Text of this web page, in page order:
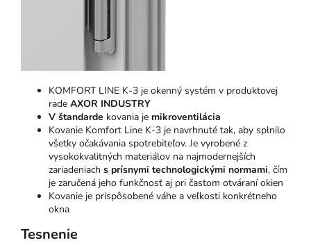
KOMFORT LINE K-3 je okenný systém v produktovej
rade AXOR INDUSTRY
V štandarde kovania je mikroventilácia
Kovanie Komfort Line K-3 je navrhnuté tak, aby splnilo
všetky očakávania spotrebiteľov. Je vyrobené z
vysokokvalitných materiálov na najmodernejších
zariadeniach s prísnymi technologickými normami, čím
je zaručená jeho funkčnosť aj pri častom otváraní okien
Kovanie je prispôsobené váhe a veľkosti konkrétneho
okna
Tesnenie